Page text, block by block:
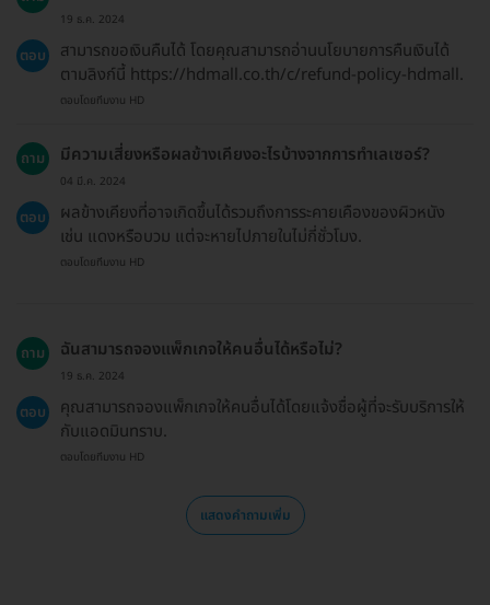
19 ธ.ค. 2024
ตอบ
สามารถขอเงินคืนได้ โดยคุณสามารถอ่านนโยบายการคืนเงินได้
ตามลิงก์นี้ https://hdmall.co.th/c/refund-policy-hdmall.
ตอบโดยทีมงาน HD
ถาม มีความเสี่ยงหรือผลข้างเคียงอะไรบ้างจากการทำเลเซอร์?
04 มี.ค. 2024
ตอบ
ผลข้างเคียงที่อาจเกิดขึ้นได้รวมถึงการระคายเคืองของผิวหนัง
เช่น แดงหรือบวม แต่จะหายไปภายในไม่กี่ชั่วโมง.
ตอบโดยทีมงาน HD
ถาม ฉันสามารถจองแพ็กเกจให้คนอื่นได้หรือไม่?
19 ธ.ค. 2024
ตอบ
คุณสามารถจองแพ็กเกจให้คนอื่นได้โดยแจ้งชื่อผู้ที่จะรับบริการให้
กับแอดมินทราบ.
ตอบโดยทีมงาน HD
แสดงคำถามเพิ่ม